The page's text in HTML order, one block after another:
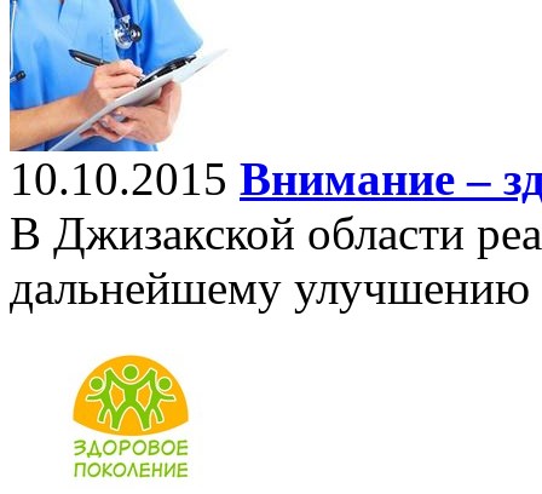
10.10.2015 Внимание –
В Джизакской области
дальнейшему улучшению